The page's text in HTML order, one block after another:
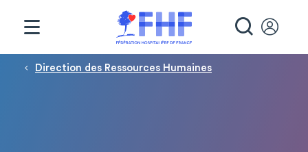
Fil d'Ariane
Direction des Ressources Humaines
Panneau de gestion des cookies